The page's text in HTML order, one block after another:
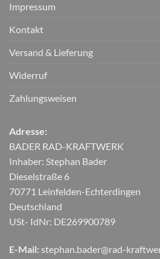
Impressum
Kontakt
Versand & Lieferung
Widerruf
Zahlungsweisen
Adresse:
BADER RAD-KRAFTWERK
Inhaber: Stephan Bader
Dieselstraße 6
70771 Leinfelden-Echterdingen
Deutschland
USt- IdNr: DE269900789
E-Mail: stephan.bader@rad-